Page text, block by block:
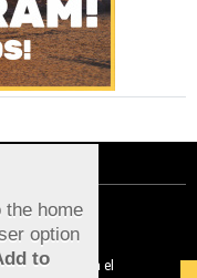
the home
option
to
cookies:
de terceros para el